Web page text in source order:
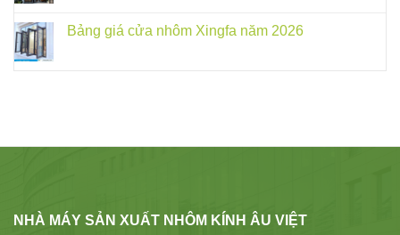
Bảng giá cửa nhôm Xingfa năm 2026
NHÀ MÁY SẢN XUẤT NHÔM KÍNH ÂU VIỆT